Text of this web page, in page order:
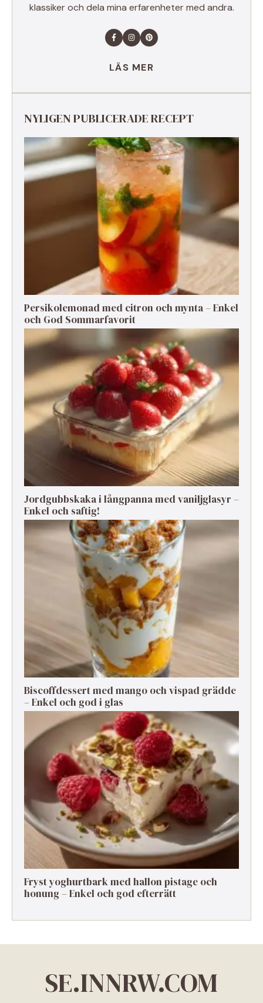
klassiker och dela mina erfarenheter med andra.
LÄS MER
NYLIGEN PUBLICERADE RECEPT
Persikolemonad med citron och mynta – Enkel
och God Sommarfavorit
Jordgubbskaka i långpanna med vaniljglasyr –
Enkel och saftig!
Biscoffdessert med mango och vispad grädde
– Enkel och god i glas
Fryst yoghurtbark med hallon pistage och
honung – Enkel och god efterrätt
SE.INNRW.COM